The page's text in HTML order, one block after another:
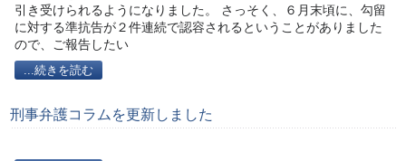
引き受けられるようになりました。 さっそく、６月末頃に、勾留
に対する準抗告が２件連続で認容されるということがありました
ので、ご報告したい
...続きを読む
刑事弁護コラムを更新しました